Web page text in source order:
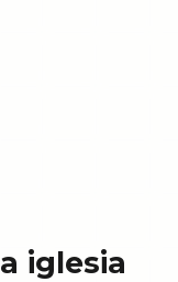
iglesia